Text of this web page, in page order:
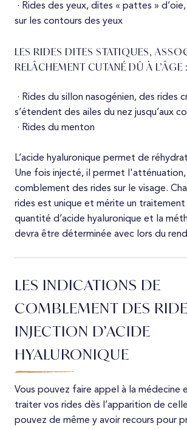
· Rides des yeux, dites « pattes »
sur les contours des yeux
LES RIDES DITES STATIQUES,
RELÂCHEMENT CUTANÉ DÛ À L’ÂGE :
· Rides du sillon nasogénien, des rides
s’étendent des ailes du nez jusqu’aux
· Rides du menton
L’acide hyaluronique permet de
Une fois injecté, il permet l'atténuation,
comblement des rides sur le visage.
rides est unique et mérite un traitement
quantité d’acide hyaluronique et la
devra être déterminée avec lors du
LES INDICATIONS DE
COMBLEMENT DES
INJECTION D’ACIDE
HYALURONIQUE
Vous pouvez faire appel à la médecine
traiter vos rides dès l’apparition de
pouvez de même y avoir recours pour